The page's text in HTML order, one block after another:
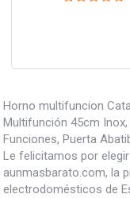
Horno multifuncion
Multifunción 45cm
Funciones, Puerta
Le felicitamos por
aunmasbarato.com, la
electrodomésticos de